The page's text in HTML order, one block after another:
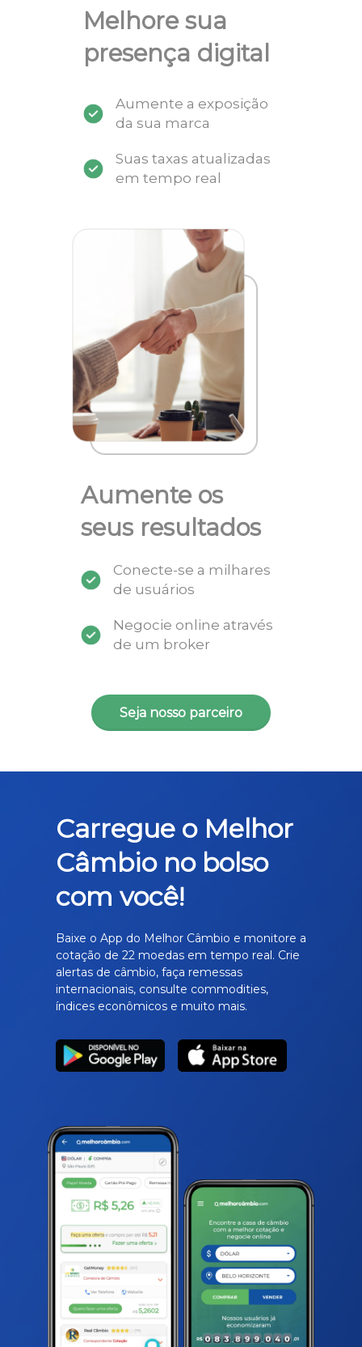
Melhore sua
presença digital
Aumente a exposição
da sua marca
Suas taxas atualizadas
em tempo real
Aumente os
seus resultados
Conecte-se a milhares
de usuários
Negocie online através
de um broker
Seja nosso parceiro
Carregue o Melhor
Câmbio no bolso
com você!
Baixe o App do Melhor Câmbio e monitore a
cotação de 22 moedas em tempo real. Crie
alertas de câmbio, faça remessas
internacionais, consulte commodities,
índices econômicos e muito mais.